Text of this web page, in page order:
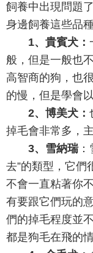
飼養中出現問題
身邊飼養這些品
1、貴賓犬：
般，但是一般也
高智商的狗，也
的慢，但是學會
2、博美犬：
掉毛會非常多，
3、雪納瑞：
去”的類型，它們
不會一直粘著你
有要跟它們玩的
們的掉毛程度並
都是狗毛在飛的情